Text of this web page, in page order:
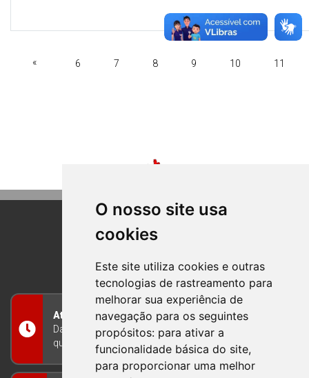
O nosso site usa
cookies
Este site utiliza cookies e outras
tecnologias de rastreamento para
melhorar sua experiência de
navegação para os seguintes
propósitos: para ativar a
funcionalidade básica do site,
para proporcionar uma melhor
« 6 7 8 9 10 11
BOM PRINCIPIO
RIO GRANDE DO SUL
Atendimento
Das 8h às 12h e das 13h às 17h30, de segunda a
quinta-feira, e nas sextas-feiras das 7h às 13h